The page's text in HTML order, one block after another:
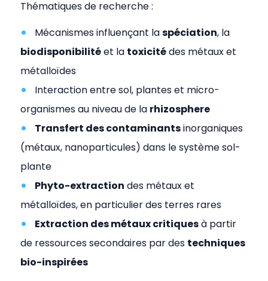
Thématiques de recherche :
Mécanismes influençant laspéciation, la
biodisponibilitéet la toxicitédes métaux et
métalloïdes
Interaction entre sol, plantes et micro-
organismes au niveau de la rhizosphere
Transfert des contaminantsinorganiques
(métaux, nanoparticules) dans le système sol-
plante
Phyto-extraction des métaux et
métalloïdes, en particulier des terres rares
Extraction des métaux critiquesà partir
de ressources secondaires par des techniques
bio-inspirées